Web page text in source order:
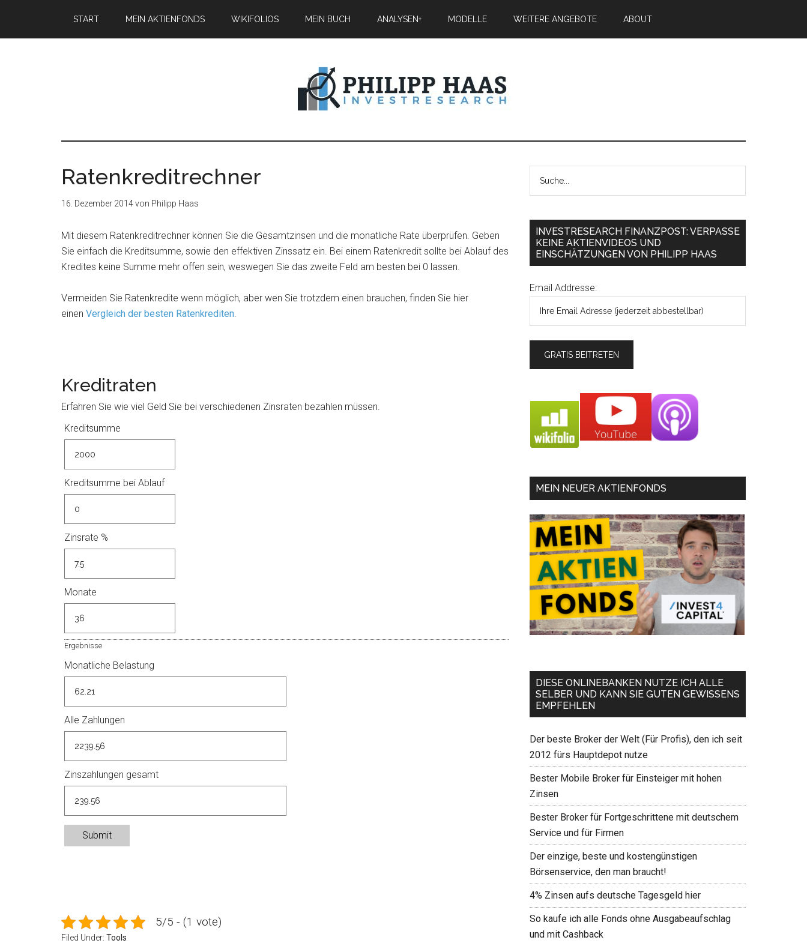
START MEIN AKTIENFONDS WIKIFOLIOS MEIN BUCH ANALYSEN+ MODELLE WEITERE ANGEBOTE ABOUT
Ratenkreditrechner
16. Dezember 2014von Philipp Haas
Mit diesem Ratenkreditrechner können Sie die Gesamtzinsen und die monatliche Rate überprüfen. Geben
Sie einfach die Kreditsumme, sowie den effektiven Zinssatz ein. Bei einem Ratenkredit sollte bei Ablauf des
Kredites keine Summe mehr offen sein, weswegen Sie das zweite Feld am besten bei 0 lassen.
Vermeiden Sie Ratenkredite wenn möglich, aber wen Sie trotzdem einen brauchen, finden Sie hier
einen Vergleich der besten Ratenkrediten.
Kreditraten
Erfahren Sie wie viel Geld Sie bei verschiedenen Zinsraten bezahlen müssen.
Kreditsumme
Kreditsumme bei Ablauf
Zinsrate %
Monate
Ergebnisse
Monatliche Belastung
Alle Zahlungen
Zinszahlungen gesamt
Submit
5/5 - (1 vote)
Filed Under: Tools
INVESTRESEARCH FINANZPOST: VERPASSE
KEINE AKTIENVIDEOS UND
EINSCHÄTZUNGEN VON PHILIPP HAAS
Email Addresse:
MEIN NEUER AKTIENFONDS
DIESE ONLINEBANKEN NUTZE ICH ALLE
SELBER UND KANN SIE GUTEN GEWISSENS
EMPFEHLEN
Der beste Broker der Welt (Für Profis), den ich seit
2012 fürs Hauptdepot nutze
Bester Mobile Broker für Einsteiger mit hohen
Zinsen
Bester Broker für Fortgeschrittene mit deutschem
Service und für Firmen
Der einzige, beste und kostengünstigen
Börsenservice, den man braucht!
4% Zinsen aufs deutsche Tagesgeld hier
So kaufe ich alle Fonds ohne Ausgabeaufschlag
und mit Cashback